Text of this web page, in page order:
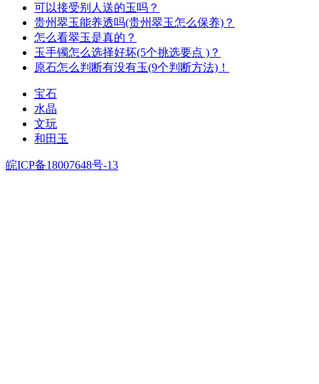
可以接受别人送的玉吗？
贵州翠玉能养透吗(贵州翠玉怎么保养)？
怎么看翠玉是真的？
玉手镯怎么选择好坏(5个挑选要点 )？
原石怎么判断有没有玉(9个判断方法)！
宝石
水晶
文玩
和田玉
皖ICP备18007648号-13